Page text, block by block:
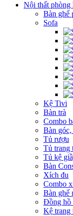
Nội thất phòng
Bàn ghế
Sofa
Kệ Tivi
Bàn trà
Combo
Bàn góc,
Tủ rượu
Tủ trang
Tủ kệ
Bàn
Xích đu
Combo
Bàn ghế
Đồng hồ
Kệ trang